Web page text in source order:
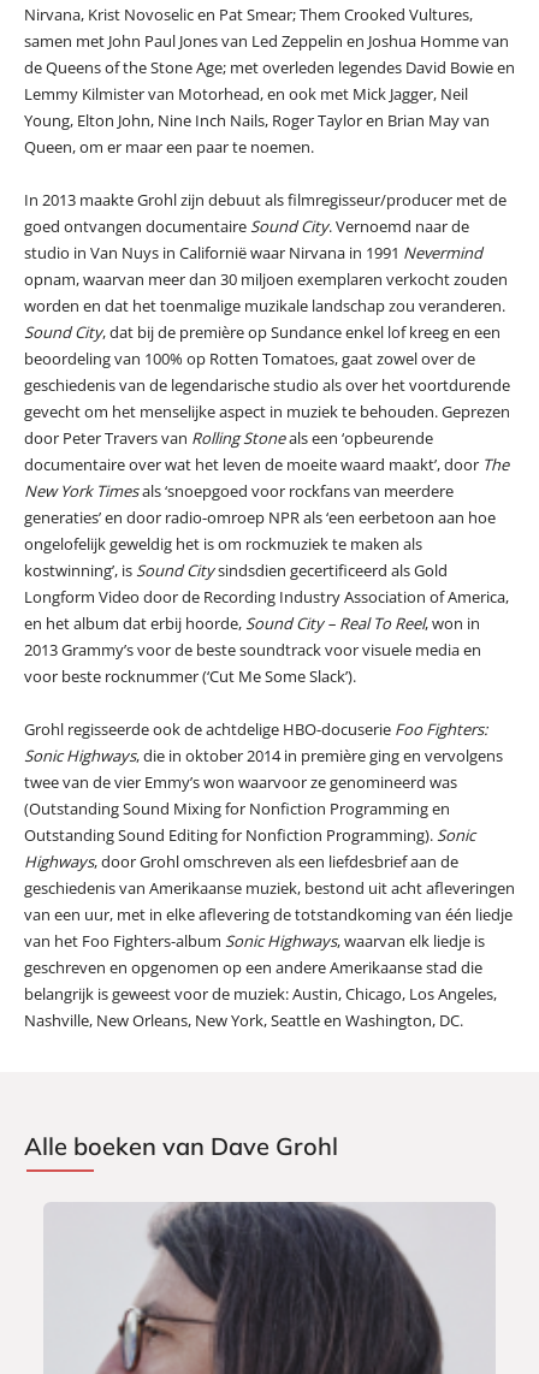
Nirvana, Krist Novoselic en Pat Smear; Them Crooked Vultures,
samen met John Paul Jones van Led Zeppelin en Joshua Homme van
de Queens of the Stone Age; met overleden legendes David Bowie en
Lemmy Kilmister van Motorhead, en ook met Mick Jagger, Neil
Young, Elton John, Nine Inch Nails, Roger Taylor en Brian May van
Queen, om er maar een paar te noemen.
In 2013 maakte Grohl zijn debuut als filmregisseur/producer met de
goed ontvangen documentaireSound City. Vernoemd naar de
studio in Van Nuys in Californië waar Nirvana in 1991 Nevermind
opnam, waarvan meer dan 30 miljoen exemplaren verkocht zouden
worden en dat het toenmalige muzikale landschap zou veranderen.
Sound City, dat bij de première op Sundance enkel lof kreeg en een
beoordeling van 100% op Rotten Tomatoes, gaat zowel over de
geschiedenis van de legendarische studio als over het voortdurende
gevecht om het menselijke aspect in muziek te behouden. Geprezen
door Peter Travers van Rolling Stoneals een ‘opbeurende
documentaire over wat het leven de moeite waard maakt’, door The
New York Timesals ‘snoepgoed voor rockfans van meerdere
generaties’ en door radio-omroep NPR als ‘een eerbetoon aan hoe
ongelofelijk geweldig het is om rockmuziek te maken als
kostwinning’, isSound Citysindsdien gecertificeerd als Gold
Longform Video door de Recording Industry Association of America,
en het album dat erbij hoorde,Sound City – Real To Reel, won in
2013 Grammy’s voor de beste soundtrack voor visuele media en
voor beste rocknummer (‘Cut Me Some Slack’).
Grohl regisseerde ook de achtdelige HBO-docuserie Foo Fighters:
Sonic Highways, die in oktober 2014 in première ging en vervolgens
twee van de vier Emmy’s won waarvoor ze genomineerd was
(Outstanding Sound Mixing for Nonfiction Programming en
Outstanding Sound Editing for Nonfiction Programming).Sonic
Highways, door Grohl omschreven als een liefdesbrief aan de
geschiedenis van Amerikaanse muziek, bestond uit acht afleveringen
van een uur, met in elke aflevering de totstandkoming van één liedje
van het Foo Fighters-album Sonic Highways, waarvan elk liedje is
geschreven en opgenomen op een andere Amerikaanse stad die
belangrijk is geweest voor de muziek: Austin, Chicago, Los Angeles,
Nashville, New Orleans, New York, Seattle en Washington, DC.
Alle boeken van Dave Grohl